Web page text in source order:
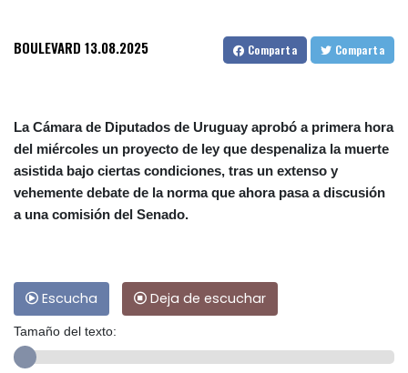
BOULEVARD 13.08.2025 Comparta Comparta
La Cámara de Diputados de Uruguay aprobó a primera hora
del miércoles un proyecto de ley que despenaliza la muerte
asistida bajo ciertas condiciones, tras un extenso y
vehemente debate de la norma que ahora pasa a discusión
a una comisión del Senado.
Escucha Deja de escuchar
Tamaño del texto: